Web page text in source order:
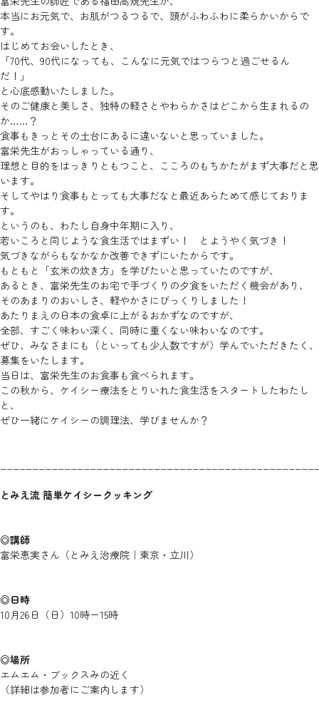
本当にお元気で、お肌がつるつるで、頭がふわふわに柔らかいからで
す。
はじめてお会いしたとき、
「70代、90代になっても、こんなに元気ではつらつと過ごせるん
だ！」
と心底感動いたしました。
そのご健康と美しさ、独特の軽さとやわらかさはどこから生まれるの
か……？
食事もきっとその土台にあるに違いないと思っていました。
富栄先生がおっしゃっている通り、
理想と目的をはっきりともつこと、こころのもちかたがまず大事だと思
います。
そしてやはり食事もとっても大事だなと最近あらためて感じておりま
す。
というのも、わたし自身中年期に入り、
若いころと同じような食生活ではまずい！ とようやく気づき！
気づきながらもなかなか改善できずにいたからです。
もともと「玄米の炊き方」を学びたいと思っていたのですが、
あるとき、富栄先生のお宅で手づくりの夕食をいただく機会があり、
そのあまりのおいしさ、軽やかさにびっくりしました！
あたりまえの日本の食卓に上がるおかずなのですが、
全部、すごく味わい深く、同時に重くない味わいなのです。
ぜひ、みなさまにも（といっても少人数ですが）学んでいただきたく、
募集をいたします。
当日は、富栄先生のお食事も食べられます。
この秋から、ケイシー療法をとりいれた食生活をスタートしたわたし
と、
ぜひ一緒にケイシーの調理法、学びませんか？
とみえ流 簡単ケイシークッキング
◎講師
富栄恵実さん（とみえ治療院｜東京・立川）
◎日時
10月26日（日）10時ー15時
◎場所
エムエム・ブックスみの近く
（詳細は参加者にご案内します）